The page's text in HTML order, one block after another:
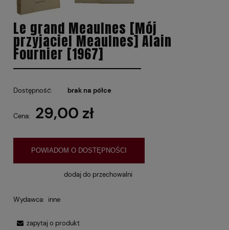
Le grand Meaulnes [Mój
przyjaciel Meaulnes] Alain
Fournier [1967]
Dostępność: brak na półce
Cena: 29,00 zł
POWIADOM O DOSTĘPNOŚCI
dodaj do przechowalni
Wydawca: inne
zapytaj o produkt